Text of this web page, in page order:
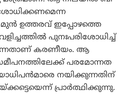
മുന്‍ ഉത്തരവ് ഇപ്പോഴത്തെ
പുനഃപരിശോധിച്ച്
കരണീയം. ആ
പരമോന്നത
നയിക്കുന്നതിന്
പ്രാര്‍ത്ഥിക്കുന്നു.